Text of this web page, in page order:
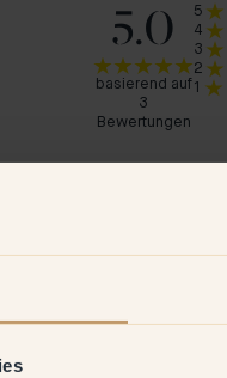
5.0
basierend auf
3
Bewertungen
5
4
3
2
1